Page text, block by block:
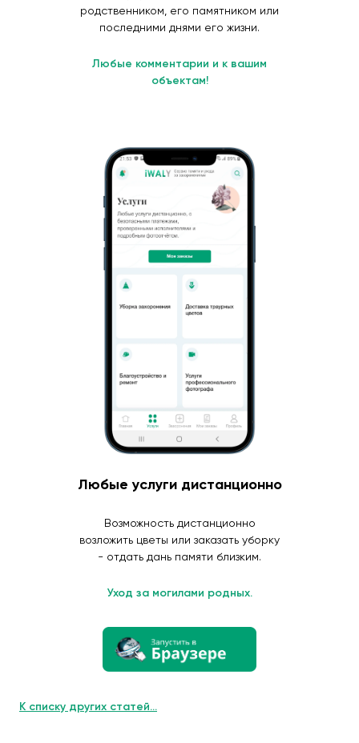
родственником, его памятником или
последними днями его жизни.
Любые комментарии и к вашим
объектам!
Любые услуги дистанционно
Возможность дистанционно
возложить цветы или заказать уборку
- отдать дань памяти близким.
Уход за могилами родных.
К списку других статей...